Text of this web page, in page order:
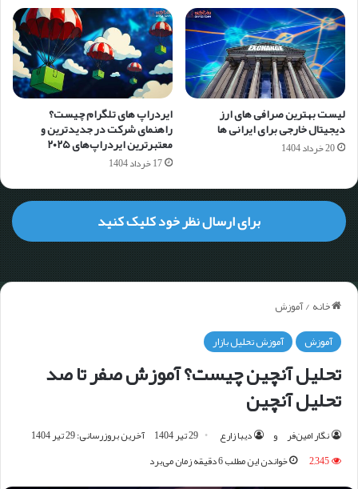
لیست بهترین صرافی های ارز
دیجیتال خارجی برای ایرانی ها
20 خرداد 1404
ایردراپ های تلگرام چیست؟
راهنمای شرکت در جدیدترین و
معتبرترین ایردراپ‌های ۲۰۲۵
17 خرداد 1404
برای ارسال نظر خود کلیک کنید